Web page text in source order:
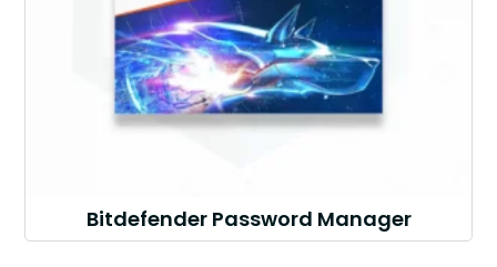
Bitdefender Password Manager